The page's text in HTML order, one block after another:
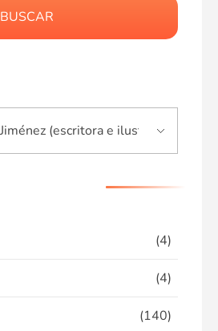
BUSCAR
(4)
(4)
(140)